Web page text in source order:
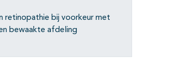
retinopathie bij voorkeur met
bewaakte afdeling